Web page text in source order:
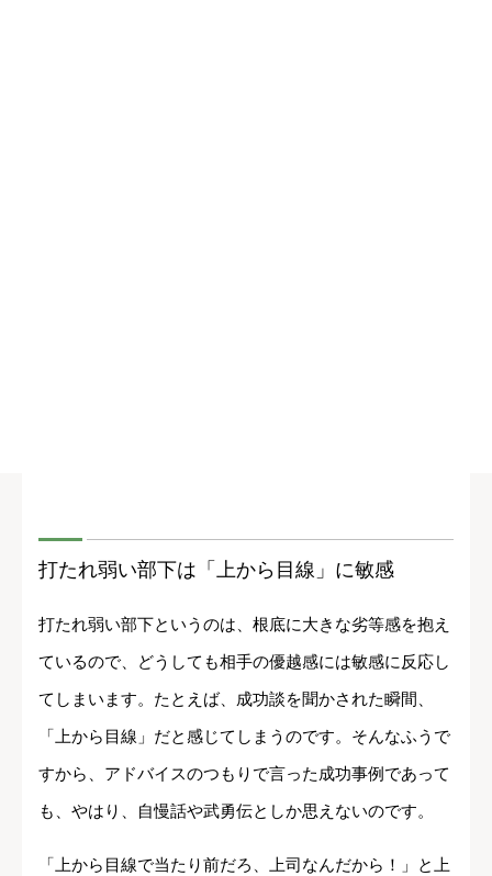
打たれ弱い部下は「上から目線」に敏感
打たれ弱い部下というのは、根底に大きな劣等感を抱え
ているので、どうしても相手の優越感には敏感に反応し
てしまいます。たとえば、成功談を聞かされた瞬間、
「上から目線」だと感じてしまうのです。そんなふうで
すから、アドバイスのつもりで言った成功事例であって
も、やはり、自慢話や武勇伝としか思えないのです。
「上から目線で当たり前だろ、上司なんだから！」と上